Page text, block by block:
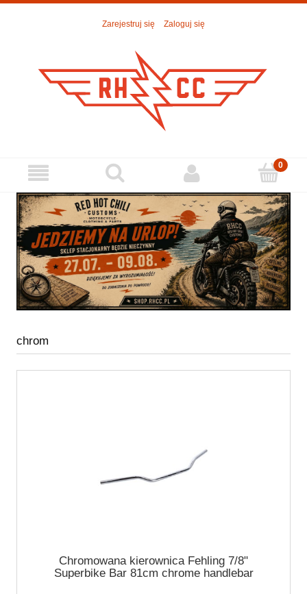
Zarejestruj się Zaloguj się
chrom
Chromowana kierownica Fehling 7/8"
Superbike Bar 81cm chrome handlebar